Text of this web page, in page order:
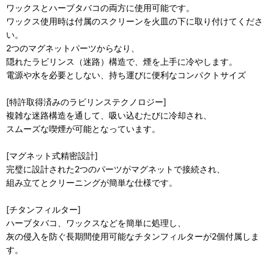
ワックスとハーブタバコの両方に使用可能です。
ワックス使用時は付属のスクリーンを火皿の下に取り付けてくださ
い。
2つのマグネットパーツからなり、
隠れたラビリンス（迷路）構造で、煙を上手に冷やします。
電源や水を必要としない、持ち運びに便利なコンパクトサイズ
[特許取得済みのラビリンステクノロジー]
複雑な迷路構造を通して、吸い込むたびに冷却され、
スムーズな喫煙が可能となっています。
[マグネット式精密設計]
完璧に設計された2つのパーツがマグネットで接続され、
組み立てとクリーニングが簡単な仕様です。
[チタンフィルター]
ハーブタバコ、ワックスなどを簡単に処理し、
灰の侵入を防ぐ長期間使用可能なチタンフィルターが2個付属しま
す。